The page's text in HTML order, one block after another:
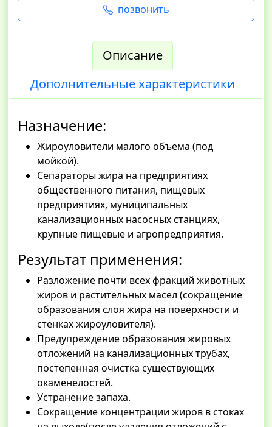
позвонить
Описание
Дополнительные характеристики
Назначение:
Жироуловители малого объема (под
мойкой).
Сепараторы жира на предприятиях
общественного питания, пищевых
предприятиях, муниципальных
канализационных насосных станциях,
крупные пищевые и агропредприятия.
Результат применения:
Разложение почти всех фракций животных
жиров и растительных масел (сокращение
образования слоя жира на поверхности и
стенках жироуловителя).
Предупреждение образования жировых
отложений на канализационных трубах,
постепенная очистка существующих
окаменелостей.
Устранение запаха.
Сокращение концентрации жиров в стоках